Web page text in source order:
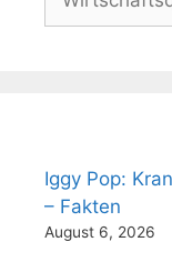
Iggy Pop:
– Fakten
August 6, 2026